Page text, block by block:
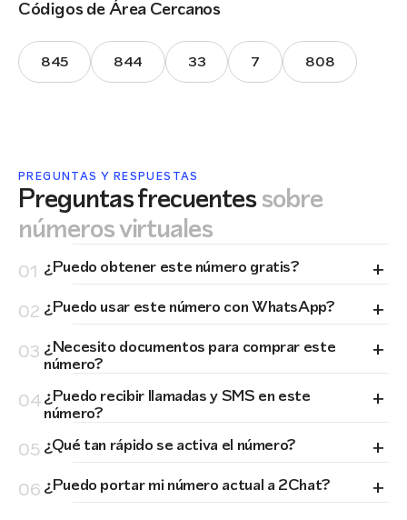
Códigos de Área Cercanos
845 844 33 7 808
PREGUNTAS Y RESPUESTAS
Preguntas frecuentessobre
números virtuales
01 ¿Puedo obtener este número gratis? +
02 ¿Puedo usar este número con WhatsApp? +
03 ¿Necesito documentos para comprar este
número? +
04¿Puedo recibir llamadas y SMS en este
número? +
05 ¿Qué tan rápido se activa el número? +
06 ¿Puedo portar mi número actual a 2Chat? +